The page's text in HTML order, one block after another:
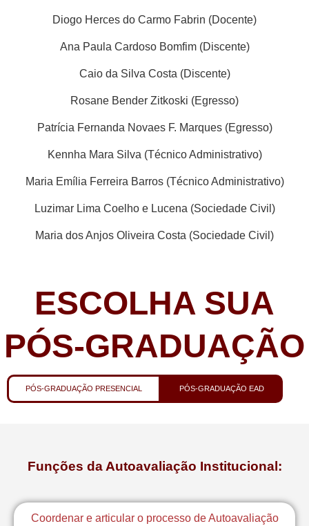
Diogo Herces do Carmo Fabrin (Docente)
Ana Paula Cardoso Bomfim (Discente)
Caio da Silva Costa (Discente)
Rosane Bender Zitkoski (Egresso)
Patrícia Fernanda Novaes F. Marques (Egresso)
Kennha Mara Silva (Técnico Administrativo)
Maria Emília Ferreira Barros (Técnico Administrativo)
Luzimar Lima Coelho e Lucena (Sociedade Civil)
Maria dos Anjos Oliveira Costa (Sociedade Civil)
ESCOLHA SUA
PÓS-GRADUAÇÃO
PÓS-GRADUAÇÃO PRESENCIAL PÓS-GRADUAÇÃO EAD
Funções da Autoavaliação Institucional:
Coordenar e articular o processo de Autoavaliação